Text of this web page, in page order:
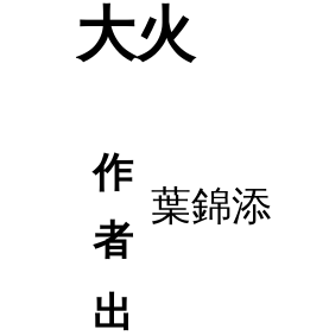
大火
作
者
葉錦添
出